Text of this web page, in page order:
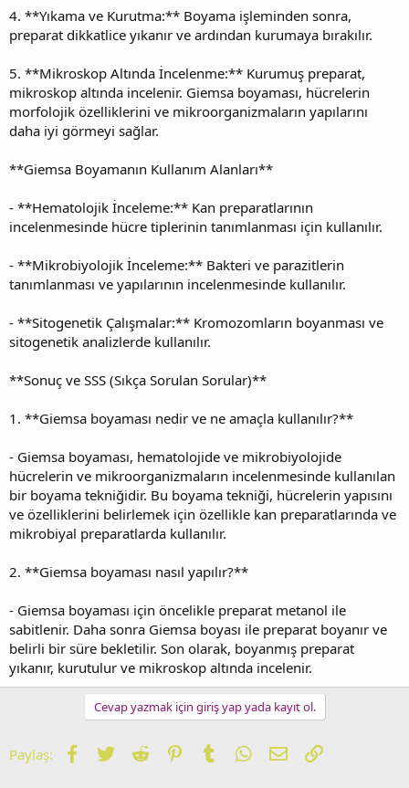
4. **Yıkama ve Kurutma:** Boyama işleminden sonra,
preparat dikkatlice yıkanır ve ardından kurumaya bırakılır.
5. **Mikroskop Altında İncelenme:** Kurumuş preparat,
mikroskop altında incelenir. Giemsa boyaması, hücrelerin
morfolojik özelliklerini ve mikroorganizmaların yapılarını
daha iyi görmeyi sağlar.
**Giemsa Boyamanın Kullanım Alanları**
- **Hematolojik İnceleme:** Kan preparatlarının
incelenmesinde hücre tiplerinin tanımlanması için kullanılır.
- **Mikrobiyolojik İnceleme:** Bakteri ve parazitlerin
tanımlanması ve yapılarının incelenmesinde kullanılır.
- **Sitogenetik Çalışmalar:** Kromozomların boyanması ve
sitogenetik analizlerde kullanılır.
**Sonuç ve SSS (Sıkça Sorulan Sorular)**
1. **Giemsa boyaması nedir ve ne amaçla kullanılır?**
- Giemsa boyaması, hematolojide ve mikrobiyolojide
hücrelerin ve mikroorganizmaların incelenmesinde kullanılan
bir boyama tekniğidir. Bu boyama tekniği, hücrelerin yapısını
ve özelliklerini belirlemek için özellikle kan preparatlarında ve
mikrobiyal preparatlarda kullanılır.
2. **Giemsa boyaması nasıl yapılır?**
- Giemsa boyaması için öncelikle preparat metanol ile
sabitlenir. Daha sonra Giemsa boyası ile preparat boyanır ve
belirli bir süre bekletilir. Son olarak, boyanmış preparat
yıkanır, kurutulur ve mikroskop altında incelenir.
Cevap yazmak için giriş yap yada kayıt ol.
Paylaş: Facebook
TwitterReddit PinterestTumblrWhatsApp
E-postaLink